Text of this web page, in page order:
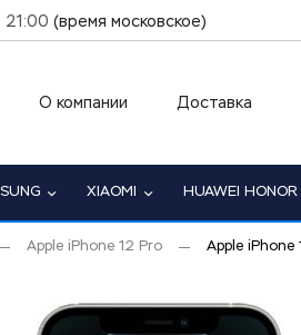
(время московское)
О компании Доставка
XIAOMI HUAWEI HONOR
Apple iPhone 12 Pro Apple iPhone